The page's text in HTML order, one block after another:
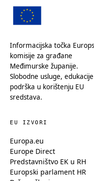
Informacijska točka
komisije za građane
Međimurske županije.
Slobodne usluge,
podrška u korištenju EU
sredstava.
EU IZVORI
Europa.eu
Europe Direct
Predstavništvo EK u RH
Europski parlament HR